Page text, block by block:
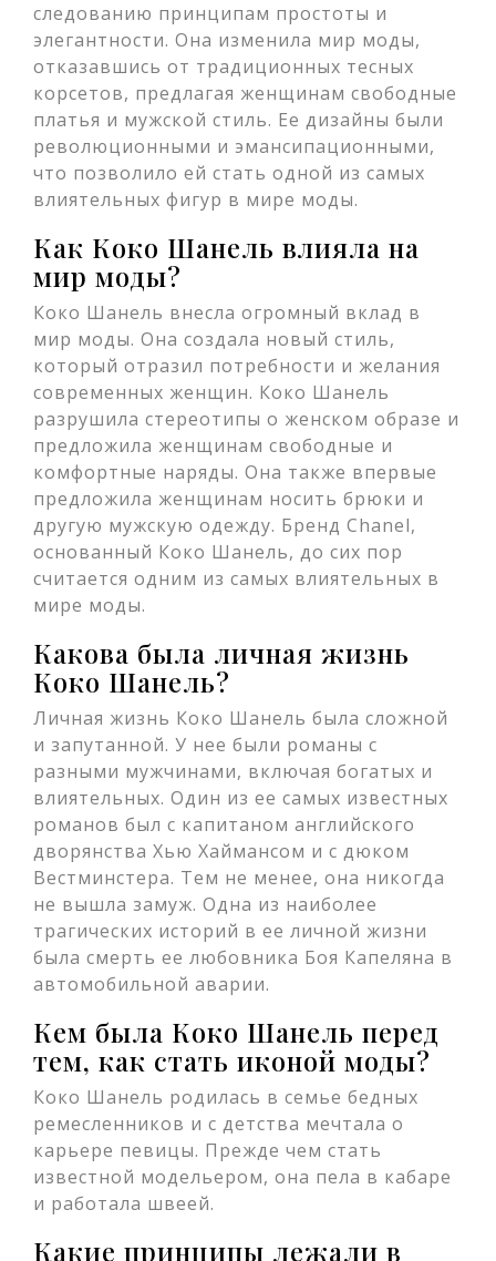
следованию принципам простоты и
элегантности. Она изменила мир моды,
отказавшись от традиционных тесных
корсетов, предлагая женщинам свободные
платья и мужской стиль. Ее дизайны были
революционными и эмансипационными,
что позволило ей стать одной из самых
влиятельных фигур в мире моды.
Как Коко Шанель влияла на
мир моды?
Коко Шанель внесла огромный вклад в
мир моды. Она создала новый стиль,
который отразил потребности и желания
современных женщин. Коко Шанель
разрушила стереотипы о женском образе и
предложила женщинам свободные и
комфортные наряды. Она также впервые
предложила женщинам носить брюки и
другую мужскую одежду. Бренд Chanel,
основанный Коко Шанель, до сих пор
считается одним из самых влиятельных в
мире моды.
Какова была личная жизнь
Коко Шанель?
Личная жизнь Коко Шанель была сложной
и запутанной. У нее были романы с
разными мужчинами, включая богатых и
влиятельных. Один из ее самых известных
романов был с капитаном английского
дворянства Хью Хаймансом и с дюком
Вестминстера. Тем не менее, она никогда
не вышла замуж. Одна из наиболее
трагических историй в ее личной жизни
была смерть ее любовника Боя Капеляна в
автомобильной аварии.
Кем была Коко Шанель перед
тем, как стать иконой моды?
Коко Шанель родилась в семье бедных
ремесленников и с детства мечтала о
карьере певицы. Прежде чем стать
известной модельером, она пела в кабаре
и работала швеей.
Какие принципы лежали в